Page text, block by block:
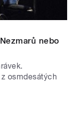
nebo
osmdesátých